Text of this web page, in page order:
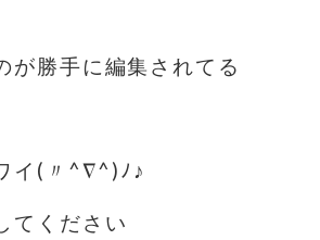
が勝手に編集されてる️
イ(〃^∇^)ﾉ♪
てください